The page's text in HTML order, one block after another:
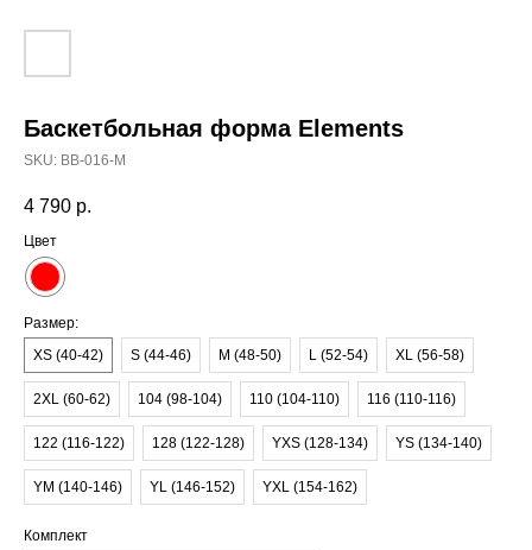
Баскетбольная форма Elements
SKU: BB-016-M
4 790 р.
Цвет
Размер:
XS (40-42)
S (44-46) M (48-50) L (52-54) XL (56-58)
2XL (60-62) 104 (98-104) 110 (104-110) 116 (110-116)
122 (116-122) 128 (122-128) YXS (128-134) YS (134-140)
YM (140-146) YL (146-152) YXL (154-162)
Комплект